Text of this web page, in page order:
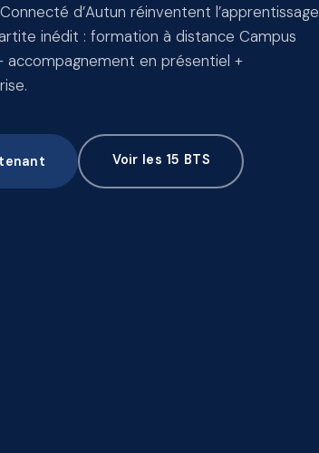
d’Autun réinventent l’apprentissage
inédit : formation à distance Campus
en présentiel +
Voir les 15 BTS